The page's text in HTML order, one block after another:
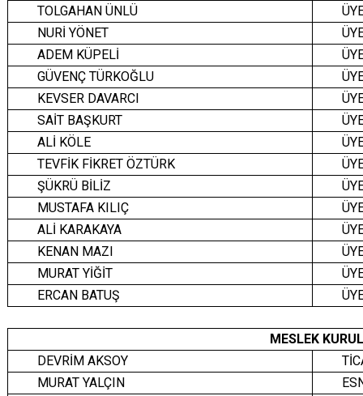
TOLGAHAN ÜNLÜ
NURİ YÖNET
ADEM KÜPELİ
GÜVENÇ TÜRKOĞLU
KEVSER DAVARCI
SAİT BAŞKURT
ALİ KÖLE
TEVFİK FİKRET ÖZTÜRK
ŞÜKRÜ BİLİZ
MUSTAFA KILIÇ
ALİ KARAKAYA
KENAN MAZI
MURAT YİĞİT
ERCAN BATUŞ
MESLEK
DEVRİM AKSOY
MURAT YALÇIN